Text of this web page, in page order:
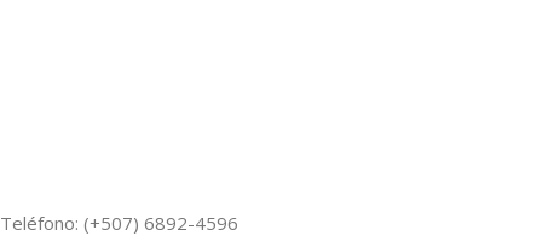
Teléfono: (+507) 6892-4596